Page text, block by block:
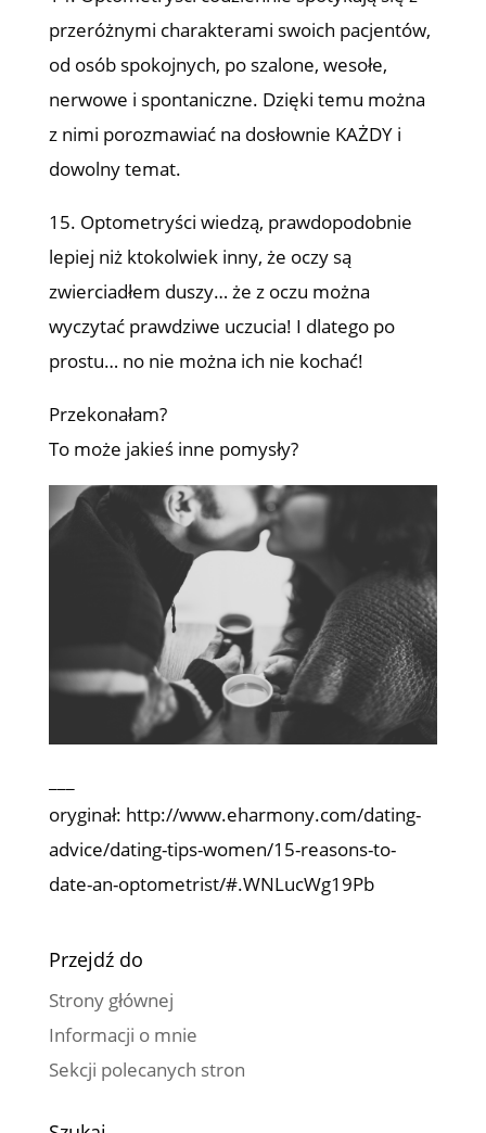
przeróżnymi charakterami swoich pacjentów,
od osób spokojnych, po szalone, wesołe,
nerwowe i spontaniczne. Dzięki temu można
z nimi porozmawiać na dosłownie KAŻDY i
dowolny temat.
15. Optometryści wiedzą, prawdopodobnie
lepiej niż ktokolwiek inny, że oczy są
zwierciadłem duszy… że z oczu można
wyczytać prawdziwe uczucia! I dlatego po
prostu… no nie można ich nie kochać!
Przekonałam?
To może jakieś inne pomysły?
oryginał: http://www.eharmony.com/dating-
advice/dating-tips-women/15-reasons-to-
date-an-optometrist/#.WNLucWg19Pb
Przejdź do
Strony głównej
Informacji o mnie
Sekcji polecanych stron